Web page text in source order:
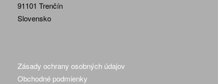
91101 Trenčín
Slovensko
Zásady ochrany osobných údajov
Obchodné podmienky